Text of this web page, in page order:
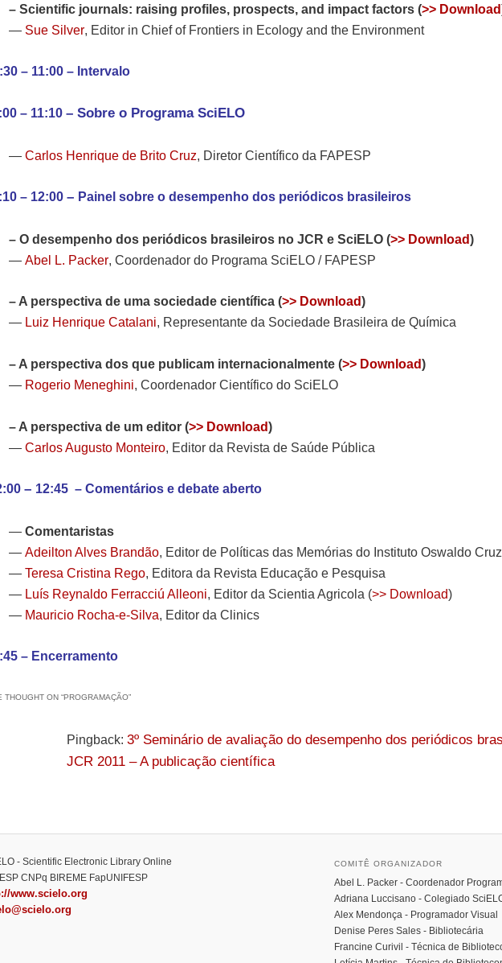
– Scientific journals: raising profiles, prospects, and impact factors (>> Download
— Sue Silver, Editor in Chief of Frontiers in Ecology and the Environment
– 11:00 – Intervalo
– 11:10 – Sobre o Programa SciELO
— Carlos Henrique de Brito Cruz, Diretor Científico da FAPESP
– 12:00 – Painel sobre o desempenho dos periódicos brasileiros
– O desempenho dos periódicos brasileiros no JCR e SciELO (>> Download)
— Abel L. Packer, Coordenador do Programa SciELO / FAPESP
– A perspectiva de uma sociedade científica (>> Download)
— Luiz Henrique Catalani, Representante da Sociedade Brasileira de Química
– A perspectiva dos que publicam internacionalmente (>> Download)
— Rogerio Meneghini, Coordenador Científico do SciELO
– A perspectiva de um editor (>> Download)
— Carlos Augusto Monteiro, Editor da Revista de Saúde Pública
– 12:45 – Comentários e debate aberto
— Comentaristas
— Adeilton Alves Brandão, Editor de Políticas das Memórias do Instituto Oswaldo Cruz
— Teresa Cristina Rego, Editora da Revista Educação e Pesquisa
— Luís Reynaldo Ferracciú Alleoni, Editor da Scientia Agricola (>> Download)
— Mauricio Rocha-e-Silva, Editor da Clinics
– Encerramento
THOUGHT ON “PROGRAMAÇÃO”
Pingback: 3º Seminário de avaliação do desempenho dos periódicos
JCR 2011 – A publicação científica
- Scientific Electronic Library Online
CNPq BIREME FapUNIFESP
www.scielo.org
COMITÊ ORGANIZADOR
Abel L. Packer - Coordenador
Adriana Luccisano - Colegiado
Alex Mendonça - Programador Visual
Denise Peres Sales - Bibliotecária
Francine Curivil - Técnica de